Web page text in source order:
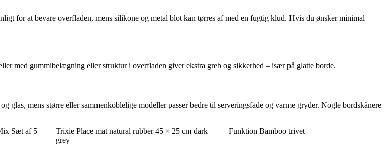
for at bevare overfladen, mens silikone og metal blot kan tørres af med en fugtig klud. Hvis du ønsker minimal
med gummibelægning eller struktur i overfladen giver ekstra greb og sikkerhed – især på glatte borde.
mens større eller sammenkoblelige modeller passer bedre til serveringsfade og varme gryder. Nogle bordskånere
Sæt af 5
Trixie Place mat natural rubber 45 × 25 cm dark
grey
Funktion Bamboo trivet